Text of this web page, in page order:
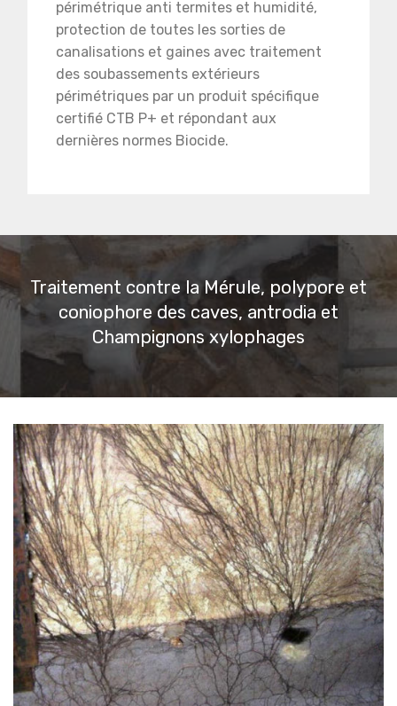
périmétrique anti termites et humidité,
protection de toutes les sorties de
canalisations et gaines avec traitement
des soubassements extérieurs
périmétriques par un produit spécifique
certifié CTB P+ et répondant aux
dernières normes Biocide.
Traitement contre la Mérule, polypore et
coniophore des caves, antrodia et
Champignons xylophages